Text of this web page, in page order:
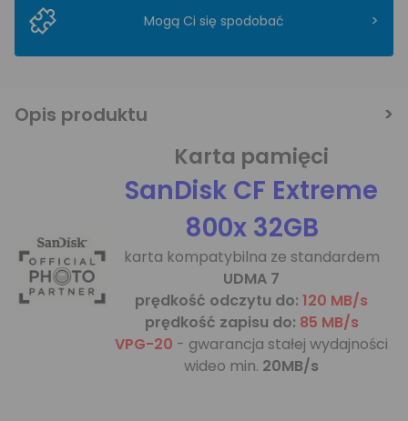
Mogą Ci się spodobać >
Opis produktu
Karta pamięci
SanDisk CF Extreme
800x 32GB
karta kompatybilna ze standardem
UDMA 7
prędkość odczytu do: 120 MB/s
prędkość zapisu do: 85 MB/s
VPG-20 - gwarancja stałej wydajności
wideo min. 20MB/s